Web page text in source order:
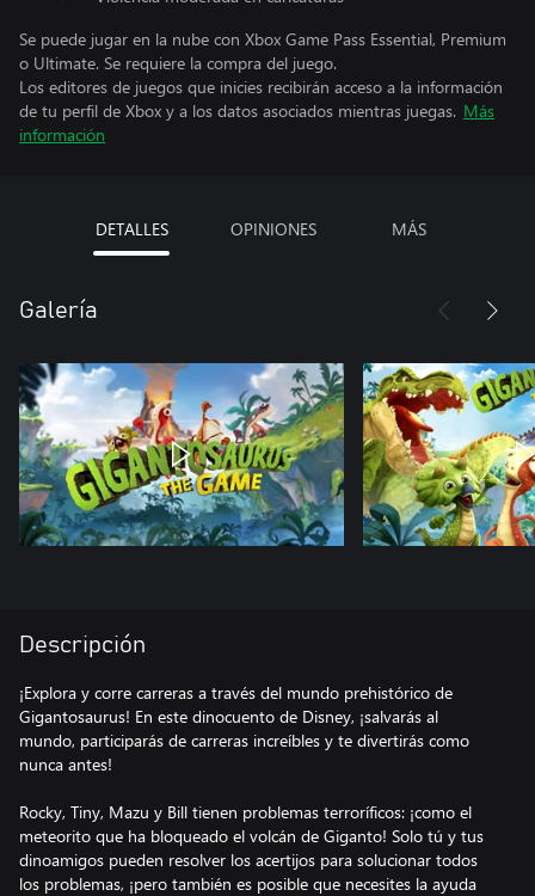
Se puede jugar en la nube con Xbox Game Pass Essential, Premium
o Ultimate. Se requiere la compra del juego.
Los editores de juegos que inicies recibirán acceso a la información
de tu perfil de Xbox y a los datos asociados mientras juegas. Más
información
DETALLES OPINIONES MÁS
Galería
Descripción
¡Explora y corre carreras a través del mundo prehistórico de
Gigantosaurus! En este dinocuento de Disney, ¡salvarás al
mundo, participarás de carreras increíbles y te divertirás como
nunca antes!
Rocky, Tiny, Mazu y Bill tienen problemas terroríficos: ¡como el
meteorito que ha bloqueado el volcán de Giganto! Solo tú y tus
dinoamigos pueden resolver los acertijos para solucionar todos
los problemas, ¡pero también es posible que necesites la ayuda